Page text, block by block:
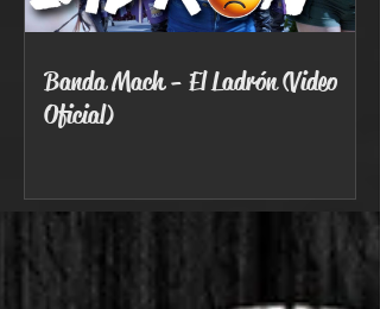
Banda Mach - El Ladrón (Video
Oficial)